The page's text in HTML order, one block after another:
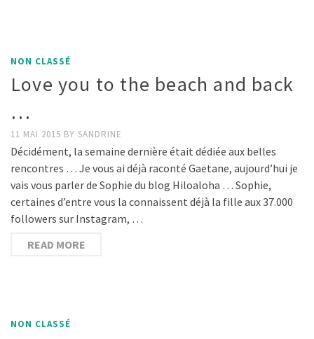
NON CLASSÉ
Love you to the beach and back
…
11 MAI 2015 BY SANDRINE
Décidément, la semaine dernière était dédiée aux belles
rencontres … Je vous ai déjà raconté Gaëtane, aujourd’hui je
vais vous parler de Sophie du blog Hiloaloha … Sophie,
certaines d’entre vous la connaissent déjà la fille aux 37.000
followers sur Instagram, …
READ MORE
NON CLASSÉ